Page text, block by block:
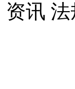
资讯 法